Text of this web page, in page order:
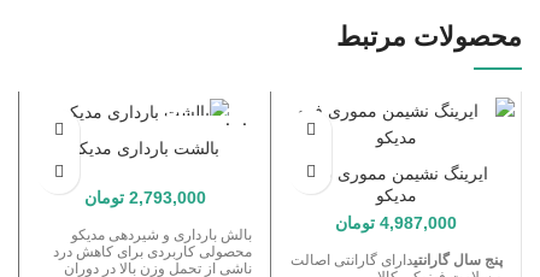
تهیه شده از مواد کاملا بهداشتی،
ضد هرگونه حساسیت
محصولات مرتبط
ایرینگ نشیمن مموری فوم
مدیکو
4,987,000 تومان
پنج سال گارانتیدارای گارانتی اصالت
اتمام موجودی
بالشت بارداری مدیکو
2,793,000 تومان
بالش بارداری و شیردهی مدیکو
محصولی کاربردی برای کاهش درد
ناشی از تحمل وزن بالا در دوران